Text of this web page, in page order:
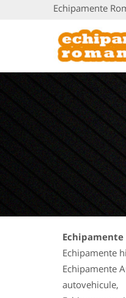
Echipamente
Echipamente
Echipamente
autovehicule,